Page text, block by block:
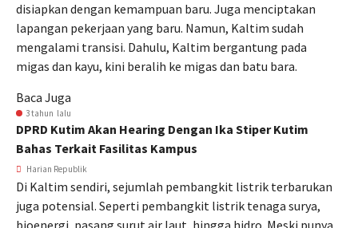
disiapkan dengan kemampuan baru. Juga menciptakan
lapangan pekerjaan yang baru. Namun, Kaltim sudah
mengalami transisi. Dahulu, Kaltim bergantung pada
migas dan kayu, kini beralih ke migas dan batu bara.
Baca Juga
3 tahun lalu
DPRD Kutim Akan Hearing Dengan Ika Stiper Kutim
Bahas Terkait Fasilitas Kampus
Harian Republik
Di Kaltim sendiri, sejumlah pembangkit listrik terbarukan
juga potensial. Seperti pembangkit listrik tenaga surya,
bioenergi, pasang surut air laut, hingga hidro. Meski punya